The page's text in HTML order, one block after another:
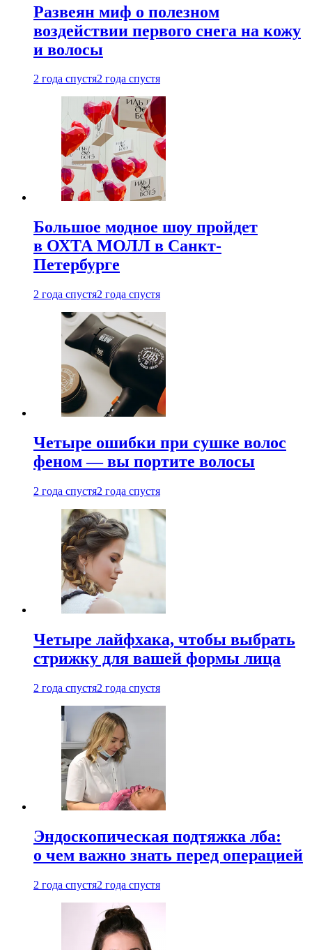
Развеян миф о полезном
воздействии первого снега на кожу
и волосы
2 года спустя2 года спустя
Большое модное шоу пройдет
в ОХТА МОЛЛ в Санкт-
Петербурге
2 года спустя2 года спустя
Четыре ошибки при сушке волос
феном — вы портите волосы
2 года спустя2 года спустя
Четыре лайфхака, чтобы выбрать
стрижку для вашей формы лица
2 года спустя2 года спустя
Эндоскопическая подтяжка лба:
о чем важно знать перед операцией
2 года спустя2 года спустя